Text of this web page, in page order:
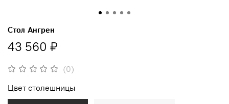
(0)
Cтол Ангрен
43 560 ₽
Цвет столешницы